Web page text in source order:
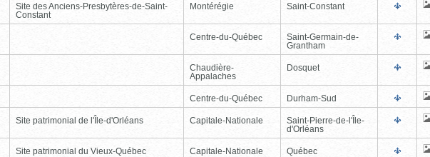
Site des Anciens-Presbytères-de-Saint-
Constant
Montérégie Saint-Constant
Centre-du-Québec
Saint-Germain-de-
Grantham
Chaudière-
Appalaches
Dosquet
Centre-du-Québec Durham-Sud
Site patrimonial de l'Île-d'Orléans Capitale-Nationale
Saint-Pierre-de-l'Île-
d'Orléans
Site patrimonial du Vieux-Québec Capitale-Nationale Québec